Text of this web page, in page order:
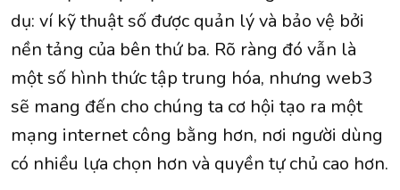
dụ: ví kỹ thuật số được quản lý và bảo vệ bởi
nền tảng của bên thứ ba. Rõ ràng đó vẫn là
một số hình thức tập trung hóa, nhưng web3
sẽ mang đến cho chúng ta cơ hội tạo ra một
mạng internet công bằng hơn, nơi người dùng
có nhiều lựa chọn hơn và quyền tự chủ cao hơn.